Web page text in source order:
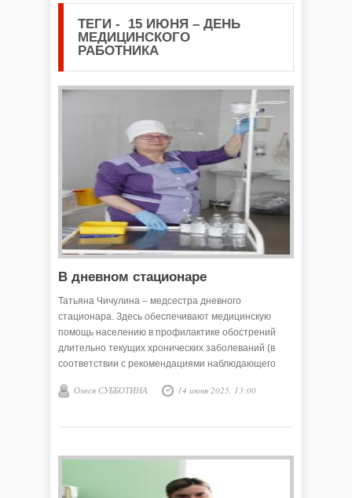
ТЕГИ - 15 ИЮНЯ – ДЕНЬ
МЕДИЦИНСКОГО
РАБОТНИКА
В дневном стационаре
Татьяна Чичулина – медсестра дневного
стационара. Здесь обеспечивают медицинскую
помощь населению в профилактике обострений
длительно текущих хронических заболеваний (в
соответствии с рекомендациями наблюдающего
пациентов, требующих наблюдения на время
нуждающихся в круглосуточном контроле
Олеся СУББОТИНА 14 июня 2025, 13:00